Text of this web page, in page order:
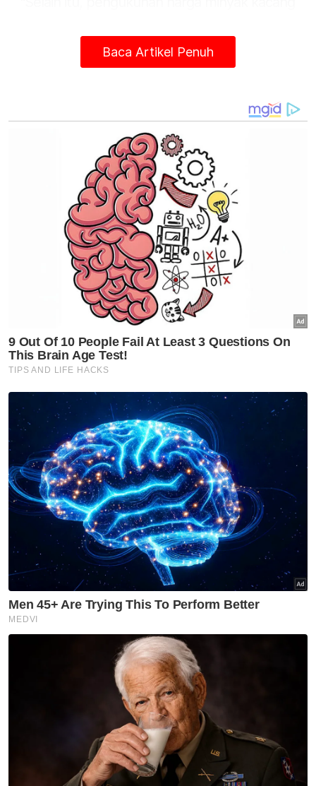
(CBOT) dan di China’s Dalian Commodity
Exchange menyokong kenaikan harga MSM.
kerana kedua-duanya bersaing di dalam
pasaran minyak sayuran global.
“Peningkatan harga ini bukan sahaja
Negara Kasar (KDNK) negara, malah ia turut
memberi manfaat kepada pekebun dan
pemain industri Sawit di Malaysia yang mana
kita semua maklum rakyat sedang bergelut
dengan sumber kewangan akibat daripada
pandemik Covid-19.
“Diharap harga sawit terus kekal di paras
melepasi RM3,000 setan dan kelangsungan
sawit negara," katanya.
Artikel Berkaitan:
Bayar ejen RM3,000 mahu pulang Indonesia
Timbalan Pengarah direman dipercayai terima
suapan RM3,000
India import 1.5 juta tan minyak sawit dari Malaysia
Muat turun aplikasi Sinar Harian.
Harga Minyak Sawit
Baca Artikel Penuh